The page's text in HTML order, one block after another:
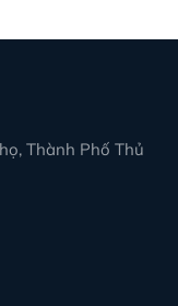
Thành Phố Thủ